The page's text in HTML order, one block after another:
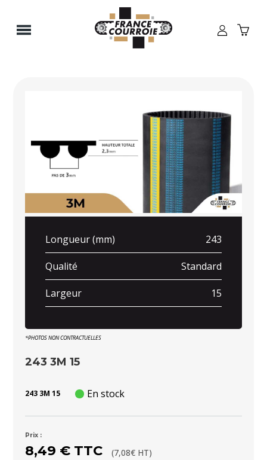
Longueur (mm) 243
Qualité Standard
Largeur 15
*PHOTOS NON CONTRACTUELLES
243 3M 15
243 3M 15 En stock
Prix :
8,49 € TTC (7,08€ HT)
Panneau de gestion des cookies